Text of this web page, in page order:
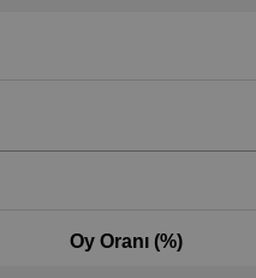
Oy Oranı (%)